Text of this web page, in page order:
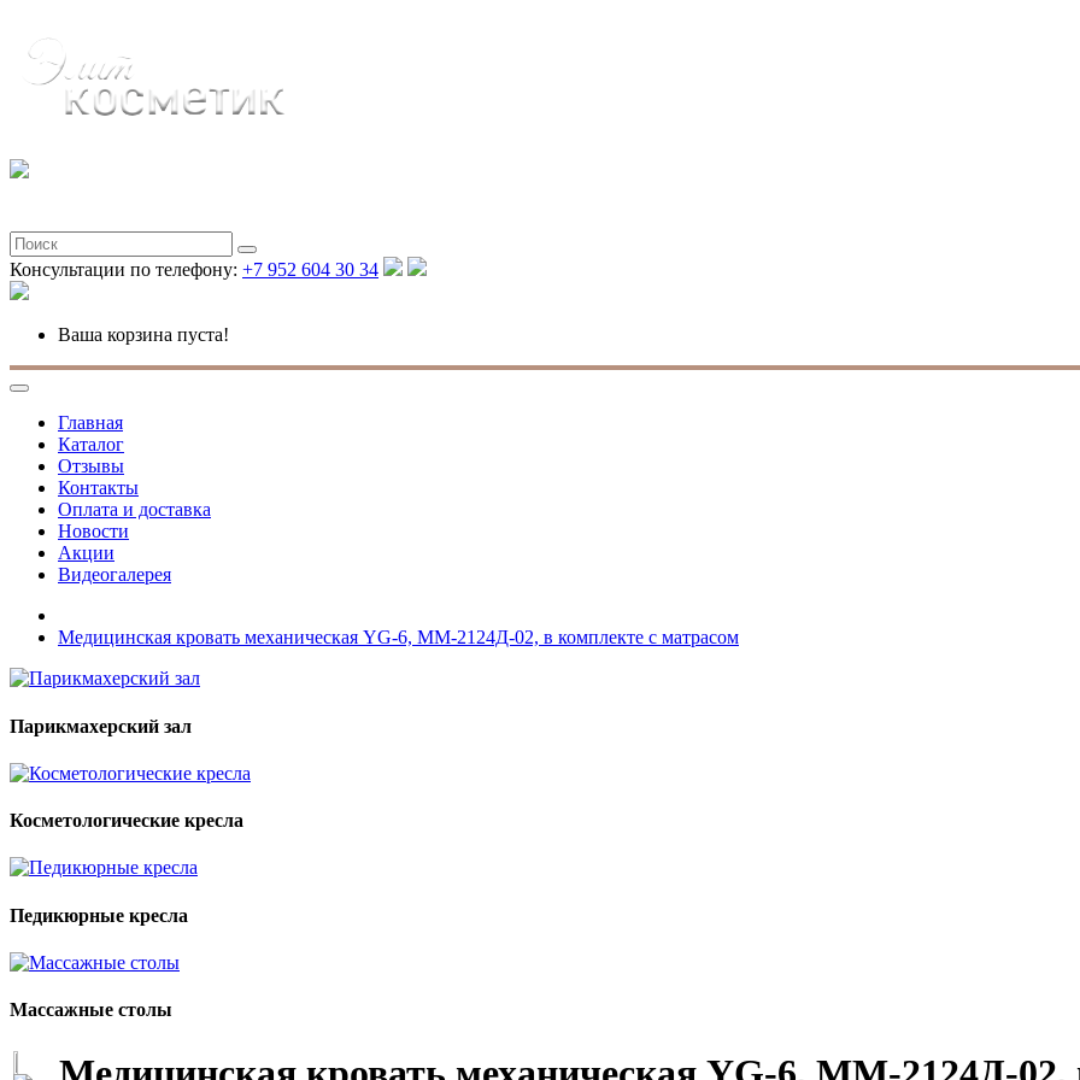
Консультации по телефону: +7 952 604 30 34
Ваша корзина пуста!
Главная
Каталог
Отзывы
Контакты
Оплата и доставка
Новости
Акции
Видеогалерея
Медицинская кровать механическая YG-6, ММ-2124Д-02, в комплекте с матрасом
Парикмахерский зал
Косметологические кресла
Педикюрные кресла
Массажные столы